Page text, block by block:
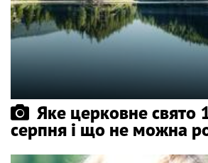
Яке церковне свято
серпня і що не можна